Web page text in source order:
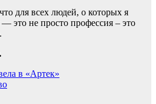
для всех людей, о которых я
— это не просто профессия – это
в «Артек»